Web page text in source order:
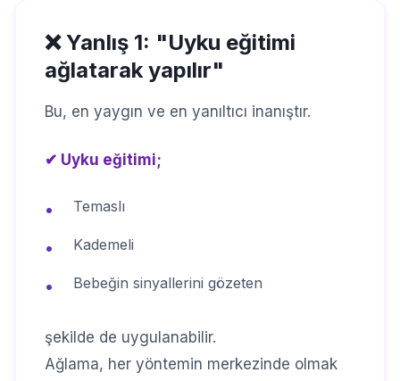
❌ Yanlış 1: "Uyku eğitimi
ağlatarak yapılır"
Bu, en yaygın ve en yanıltıcı inanıştır.
✔ Uyku eğitimi;
• Temaslı
• Kademeli
• Bebeğin sinyallerini gözeten
şekilde de uygulanabilir.
Ağlama, her yöntemin merkezinde olmak